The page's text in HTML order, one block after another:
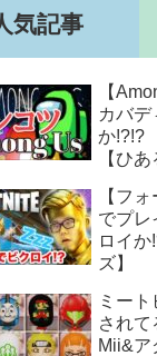
気記事
【
カバデ
か!?!?
【ひあ
【フ
でプレ
ロイ
ズ】
ミー
され
Mii&ア